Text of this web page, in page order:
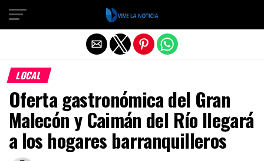
LOCAL
Oferta gastronómica del Gran
Malecón y Caimán del Río llegará
a los hogares barranquilleros
Salir de la versión móvil